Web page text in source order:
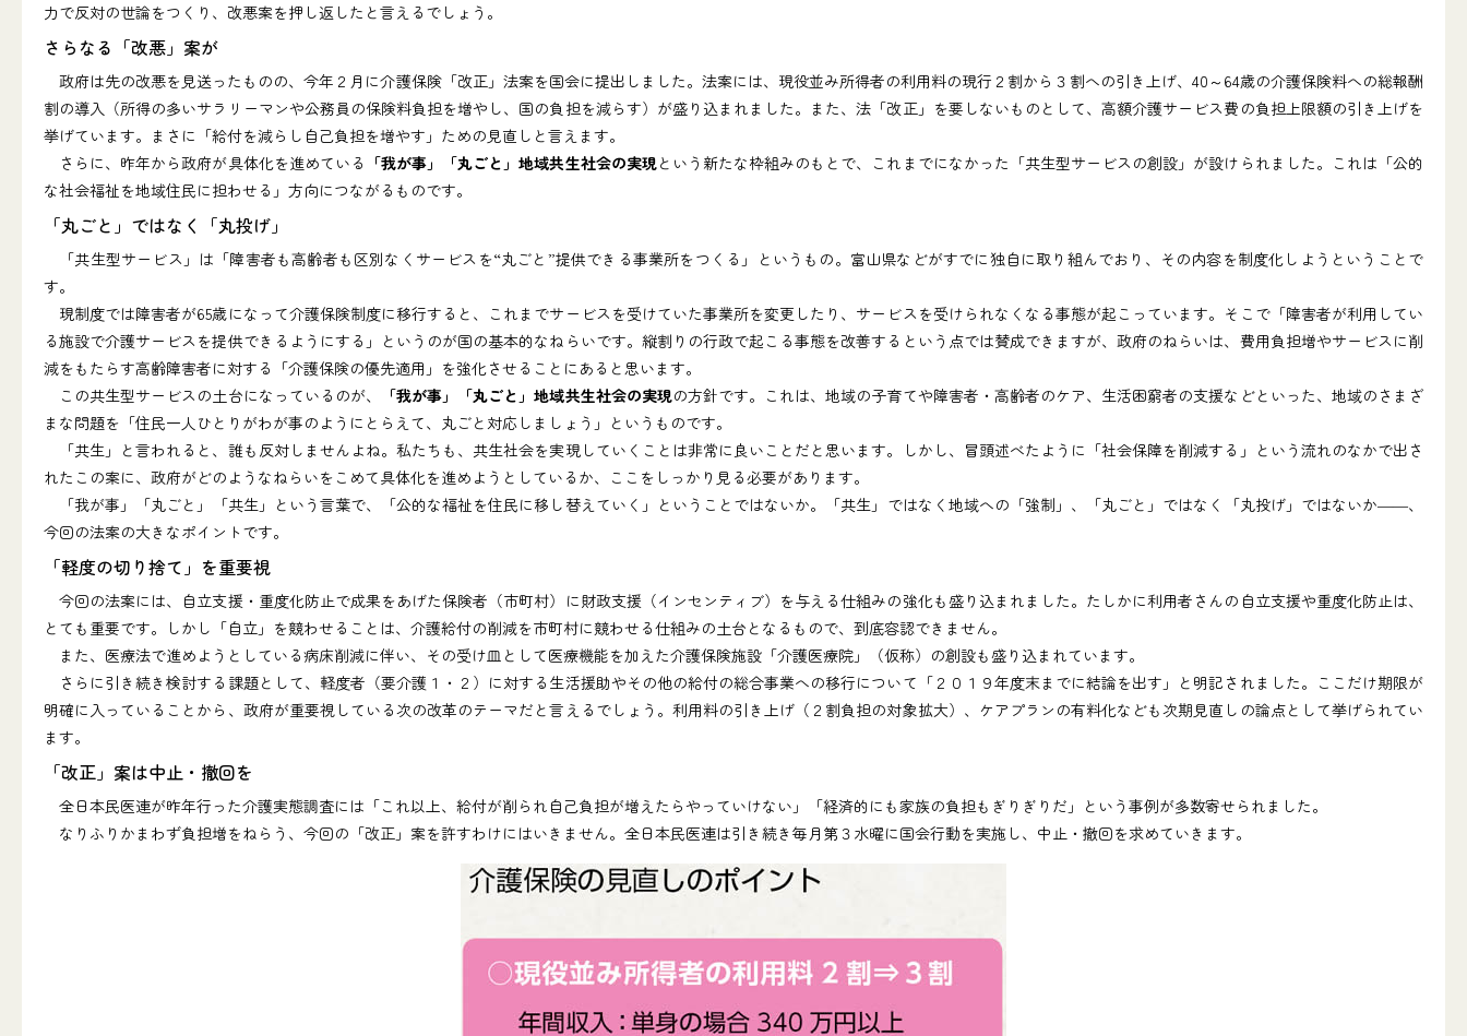
力で反対の世論をつくり、改悪案を押し返したと言えるでしょう。
さらなる「改悪」案が
政府は先の改悪を見送ったものの、今年２月に介護保険「改正」法案を国会に提出しました。法案には、現役並み所得者の利用料の現行２割から３割への引き上げ、40～64歳の介護保険料への総報酬
割の導入（所得の多いサラリーマンや公務員の保険料負担を増やし、国の負担を減らす）が盛り込まれました。また、法「改正」を要しないものとして、高額介護サービス費の負担上限額の引き上げを
挙げています。まさに「給付を減らし自己負担を増やす」ための見直しと言えます。
さらに、昨年から政府が具体化を進めている 「我が事」「丸ごと」地域共生社会の実現という新たな枠組みのもとで、これまでになかった「共生型サービスの創設」が設けられました。これは「公的
な社会福祉を地域住民に担わせる」方向につながるものです。
「丸ごと」ではなく「丸投げ」
「共生型サービス」は「障害者も高齢者も区別なくサービスを“丸ごと”提供できる事業所をつくる」というもの。富山県などがすでに独自に取り組んでおり、その内容を制度化しようということで
す。
現制度では障害者が65歳になって介護保険制度に移行すると、これまでサービスを受けていた事業所を変更したり、サービスを受けられなくなる事態が起こっています。そこで「障害者が利用してい
る施設で介護サービスを提供できるようにする」というのが国の基本的なねらいです。縦割りの行政で起こる事態を改善するという点では賛成できますが、政府のねらいは、費用負担増やサービスに削
減をもたらす高齢障害者に対する「介護保険の優先適用」を強化させることにあると思います。
この共生型サービスの土台になっているのが、
「我が事」「丸ごと」地域共生社会の実現の方針です。これは、地域の子育てや障害者・高齢者のケア、生活困窮者の支援などといった、地域のさまざ
まな問題を「住民一人ひとりがわが事のようにとらえて、丸ごと対応しましょう」というものです。
「共生」と言われると、誰も反対しませんよね。私たちも、共生社会を実現していくことは非常に良いことだと思います。しかし、冒頭述べたように「社会保障を削減する」という流れのなかで出さ
れたこの案に、政府がどのようなねらいをこめて具体化を進めようとしているか、ここをしっかり見る必要があります。
「我が事」「丸ごと」「共生」という言葉で、「公的な福祉を住民に移し替えていく」ということではないか。「共生」ではなく地域への「強制」、「丸ごと」ではなく「丸投げ」ではないか――、
今回の法案の大きなポイントです。
「軽度の切り捨て」を重要視
今回の法案には、自立支援・重度化防止で成果をあげた保険者（市町村）に財政支援（インセンティブ）を与える仕組みの強化も盛り込まれました。たしかに利用者さんの自立支援や重度化防止は、
とても重要です。しかし「自立」を競わせることは、介護給付の削減を市町村に競わせる仕組みの土台となるもので、到底容認できません。
また、医療法で進めようとしている病床削減に伴い、その受け皿として医療機能を加えた介護保険施設「介護医療院」（仮称）の創設も盛り込まれています。
さらに引き続き検討する課題として、軽度者（要介護１・２）に対する生活援助やその他の給付の総合事業への移行について「２０１９年度末までに結論を出す」と明記されました。ここだけ期限が
明確に入っていることから、政府が重要視している次の改革のテーマだと言えるでしょう。利用料の引き上げ（２割負担の対象拡大）、ケアプランの有料化なども次期見直しの論点として挙げられてい
ます。
「改正」案は中止・撤回を
全日本民医連が昨年行った介護実態調査には「これ以上、給付が削られ自己負担が増えたらやっていけない」「経済的にも家族の負担もぎりぎりだ」という事例が多数寄せられました。
なりふりかまわず負担増をねらう、今回の「改正」案を許すわけにはいきません。全日本民医連は引き続き毎月第３水曜に国会行動を実施し、中止・撤回を求めていきます。